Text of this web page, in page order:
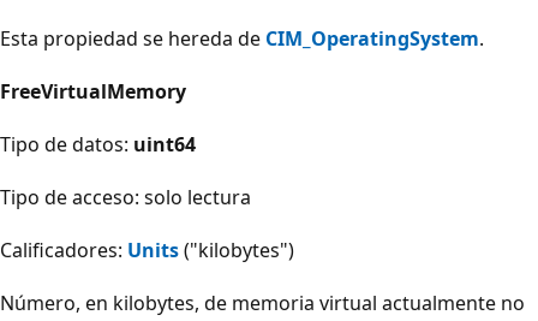
Esta propiedad se hereda de CIM_OperatingSystem.
FreeVirtualMemory
Tipo de datos: uint64
Tipo de acceso: solo lectura
Calificadores: Units("kilobytes")
Número, en kilobytes, de memoria virtual actualmente no